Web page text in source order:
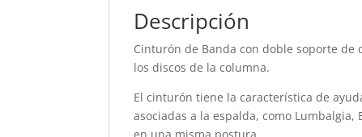
Descripción
Cinturón de Banda con doble soporte
los discos de la columna.
El cinturón tiene la característica de
asociadas a la espalda, como
en una misma postura